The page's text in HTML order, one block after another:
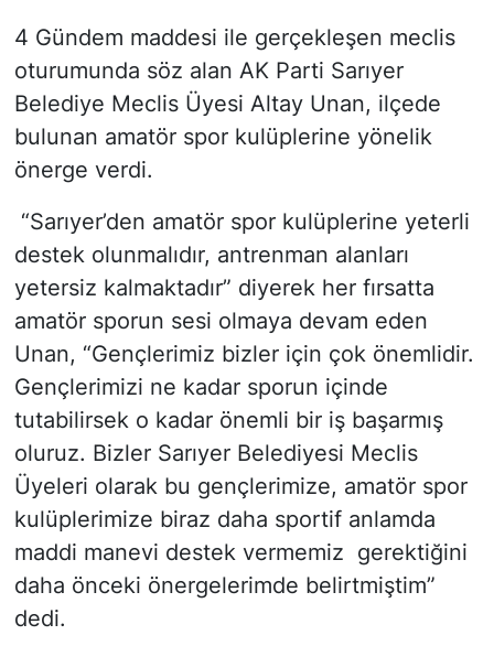
4 Gündem maddesi ile gerçekleşen meclis
oturumunda söz alan AK Parti Sarıyer
Belediye Meclis Üyesi Altay Unan, ilçede
bulunan amatör spor kulüplerine yönelik
önerge verdi.
“Sarıyer’den amatör spor kulüplerine yeterli
destek olunmalıdır, antrenman alanları
yetersiz kalmaktadır” diyerek her fırsatta
amatör sporun sesi olmaya devam eden
Unan, “Gençlerimiz bizler için çok önemlidir.
Gençlerimizi ne kadar sporun içinde
tutabilirsek o kadar önemli bir iş başarmış
oluruz. Bizler Sarıyer Belediyesi Meclis
Üyeleri olarak bu gençlerimize, amatör spor
kulüplerimize biraz daha sportif anlamda
maddi manevi destek vermemiz gerektiğini
daha önceki önergelerimde belirtmiştim”
dedi.
TEKNOLOJİ
TÜRKİYE VE DÜNYA GÜNDEMİ
VİDEO GALERİ
YAŞAM